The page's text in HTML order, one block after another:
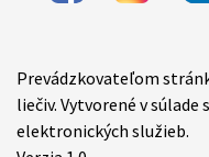
Items
Prevádzkovateľom
liečiv. Vytvorené v
elektronických služieb.